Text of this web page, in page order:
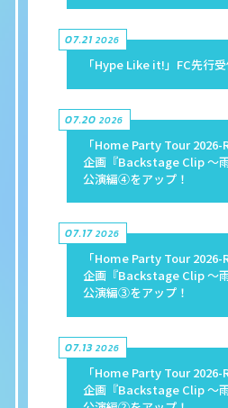
07.21 2026
「Hype Like it!」FC先行受
07.20 2026
「Home Party Tour 2026-
企画『Backstage Clip 〜
公演編④をアップ！
07.17 2026
「Home Party Tour 2026-
企画『Backstage Clip 〜
公演編③をアップ！
07.13 2026
「Home Party Tour 2026-
企画『Backstage Clip 〜